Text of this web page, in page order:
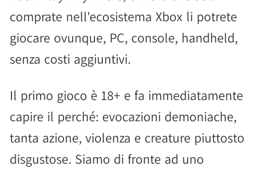
comprate nell'ecosistema Xbox li potrete
giocare ovunque, PC, console, handheld,
senza costi aggiuntivi.
Il primo gioco è 18+ e fa immediatamente
capire il perché: evocazioni demoniache,
tanta azione, violenza e creature piuttosto
disgustose. Siamo di fronte ad uno